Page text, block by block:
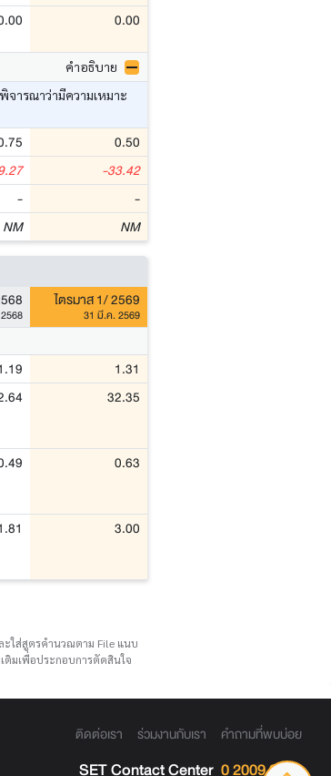
0.00
คำอธิบาย
ารณาว่ามีความเหมาะ
0.50
-33.42
- -
NM NM
ไตรมาส 1/ 2569
31 มี.ค. 2569
1.31
32.35
0.63
3.00
ะใส่สูตรคำนวณตาม File แนบ
ติมเพื่อประกอบการตัดสินใจ
ติดต่อเรา ร่วมงานกับเรา คำถามที่พบบ่อย
SET Contact Center 0 2009 9999